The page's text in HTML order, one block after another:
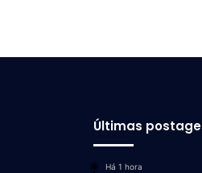
Últimas
Há 1 hora